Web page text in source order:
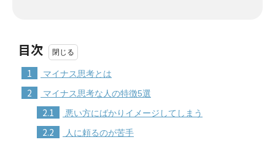
目次
1 マイナス思考とは
2 マイナス思考な人の特徴5選
2.1 悪い方にばかりイメージしてしまう
2.2 人に頼るのが苦手